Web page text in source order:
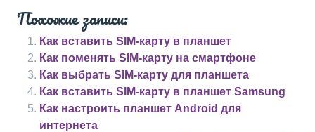
Похожие записи:
Как вставить SIM-карту в планшет
Как поменять SIM-карту на смартфоне
Как выбрать SIM-карту для планшета
Как вставить SIM-карту в планшет Samsung
Как настроить планшет Android для
интернета